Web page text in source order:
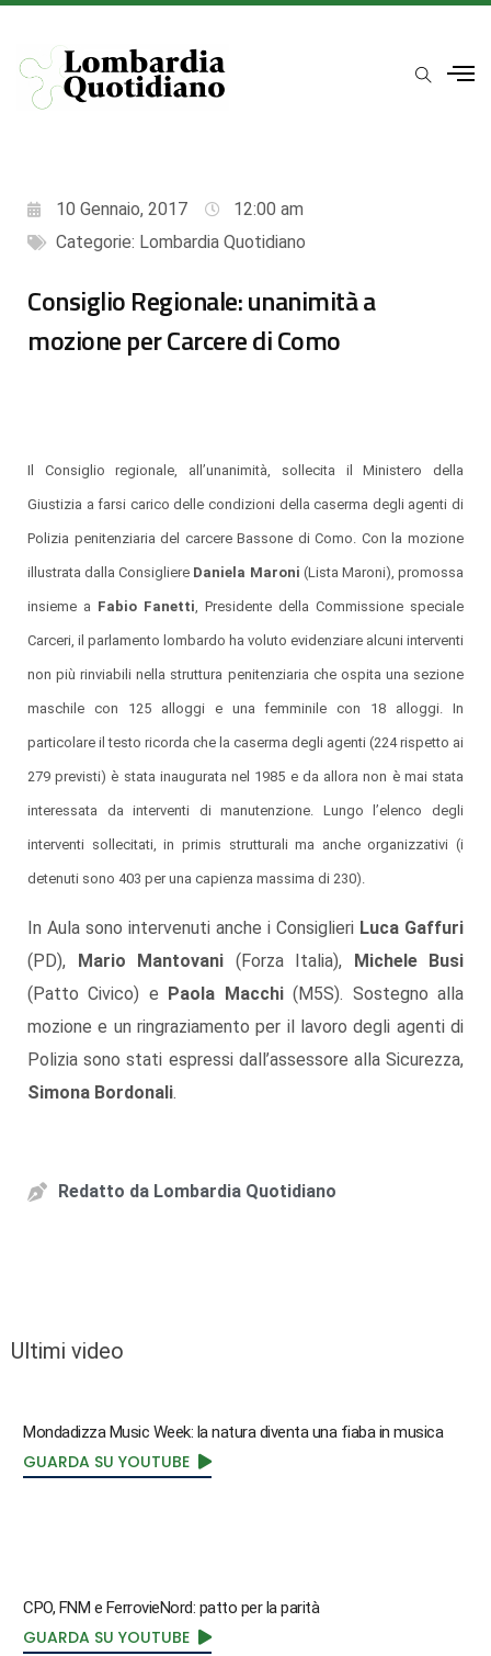
10 Gennaio, 2017
12:00 am
Categorie: Lombardia Quotidiano
Consiglio Regionale: unanimità a
mozione per Carcere di Como
Il Consiglio regionale, all’unanimità, sollecita il Ministero della
Giustizia a farsi carico delle condizioni della caserma degli agenti di
Polizia penitenziaria del carcere Bassone di Como. Con la mozione
illustrata dalla Consigliere Daniela Maroni (Lista Maroni), promossa
insieme a Fabio Fanetti , Presidente della Commissione speciale
Carceri, il parlamento lombardo ha voluto evidenziare alcuni interventi
non più rinviabili nella struttura penitenziaria che ospita una sezione
maschile con 125 alloggi e una femminile con 18 alloggi. In
particolare il testo ricorda che la caserma degli agenti (224 rispetto ai
279 previsti) è stata inaugurata nel 1985 e da allora non è mai stata
interessata da interventi di manutenzione. Lungo l’elenco degli
interventi sollecitati, in primis strutturali ma anche organizzativi (i
detenuti sono 403 per una capienza massima di 230).
In Aula sono intervenuti anche i Consiglieri Luca Gaffuri
(PD), Mario Mantovani (Forza Italia), Michele Busi
(Patto Civico) e Paola Macchi(M5S). Sostegno alla
mozione e un ringraziamento per il lavoro degli agenti di
Polizia sono stati espressi dall’assessore alla Sicurezza,
Simona Bordonali.
Redatto da Lombardia Quotidiano
Ultimi video
Mondadizza Music Week: la natura diventa una fiaba in musica
GUARDA SU YOUTUBE
CPO, FNM e FerrovieNord: patto per la parità
GUARDA SU YOUTUBE